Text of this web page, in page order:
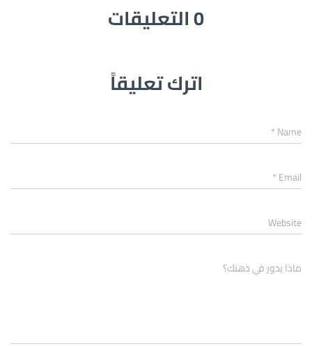
0 التعليقات
اترك تعليقاً
Name
*
Email
*
Website
ماذا يدور في ذهنك؟